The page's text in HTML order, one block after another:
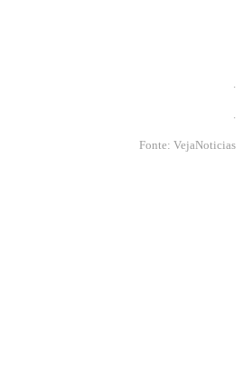
.
.
Fonte: VejaNoticias